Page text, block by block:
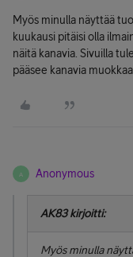
Myös minulla näyttää
kuukausi pitäisi olla
näitä kanavia. Sivuilla
pääsee kanavia
A Anonymous
AK83 kirjoitti:
Myös minulla